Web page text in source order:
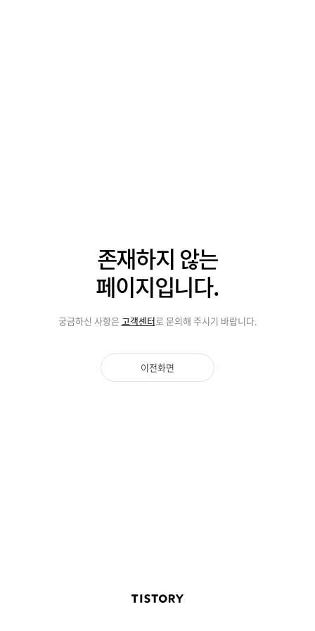
존재하지 않는
페이지입니다.
궁금하신 사항은 고객센터로 문의해 주시기 바랍니다.
이전화면